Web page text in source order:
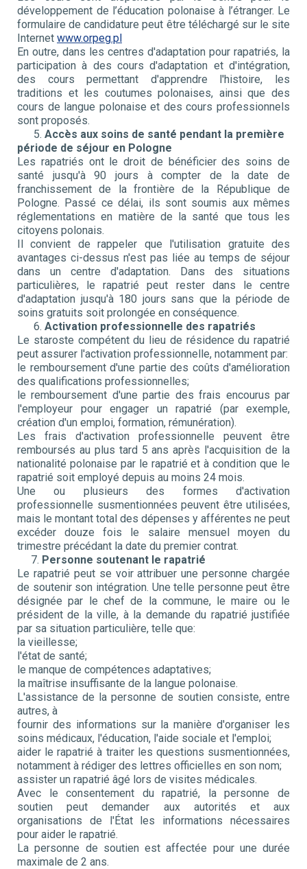
développement de l’éducation polonaise à l’étranger. Le
formulaire de candidature peut être téléchargé sur le site
Internet www.orpeg.pl
En outre, dans les centres d'adaptation pour rapatriés, la
participation à des cours d'adaptation et d'intégration,
des cours permettant d'apprendre l'histoire, les
traditions et les coutumes polonaises, ainsi que des
cours de langue polonaise et des cours professionnels
sont proposés.
5. Accès aux soins de santé pendant la première
période de séjour en Pologne
Les rapatriés ont le droit de bénéficier des soins de
santé jusqu'à 90 jours à compter de la date de
franchissement de la frontière de la République de
Pologne. Passé ce délai, ils sont soumis aux mêmes
réglementations en matière de la santé que tous les
citoyens polonais.
Il convient de rappeler que l'utilisation gratuite des
avantages ci-dessus n'est pas liée au temps de séjour
dans un centre d'adaptation. Dans des situations
particulières, le rapatrié peut rester dans le centre
d'adaptation jusqu'à 180 jours sans que la période de
soins gratuits soit prolongée en conséquence.
6. Activation professionnelle des rapatriés
Le staroste compétent du lieu de résidence du rapatrié
peut assurer l'activation professionnelle, notamment par:
le remboursement d'une partie des coûts d'amélioration
des qualifications professionnelles;
le remboursement d'une partie des frais encourus par
l'employeur pour engager un rapatrié (par exemple,
création d'un emploi, formation, rémunération).
Les frais d'activation professionnelle peuvent être
remboursés au plus tard 5 ans après l'acquisition de la
nationalité polonaise par le rapatrié et à condition que le
rapatrié soit employé depuis au moins 24 mois.
Une ou plusieurs des formes d'activation
professionnelle susmentionnées peuvent être utilisées,
mais le montant total des dépenses y afférentes ne peut
excéder douze fois le salaire mensuel moyen du
trimestre précédant la date du premier contrat.
7. Personne soutenant le rapatrié
Le rapatrié peut se voir attribuer une personne chargée
de soutenir son intégration. Une telle personne peut être
désignée par le chef de la commune, le maire ou le
président de la ville, à la demande du rapatrié justifiée
par sa situation particulière, telle que:
la vieillesse;
l'état de santé;
le manque de compétences adaptatives;
la maîtrise insuffisante de la langue polonaise.
L'assistance de la personne de soutien consiste, entre
autres, à
fournir des informations sur la manière d'organiser les
soins médicaux, l'éducation, l'aide sociale et l'emploi;
aider le rapatrié à traiter les questions susmentionnées,
notamment à rédiger des lettres officielles en son nom;
assister un rapatrié âgé lors de visites médicales.
Avec le consentement du rapatrié, la personne de
soutien peut demander aux autorités et aux
organisations de l'État les informations nécessaires
pour aider le rapatrié.
La personne de soutien est affectée pour une durée
maximale de 2 ans.